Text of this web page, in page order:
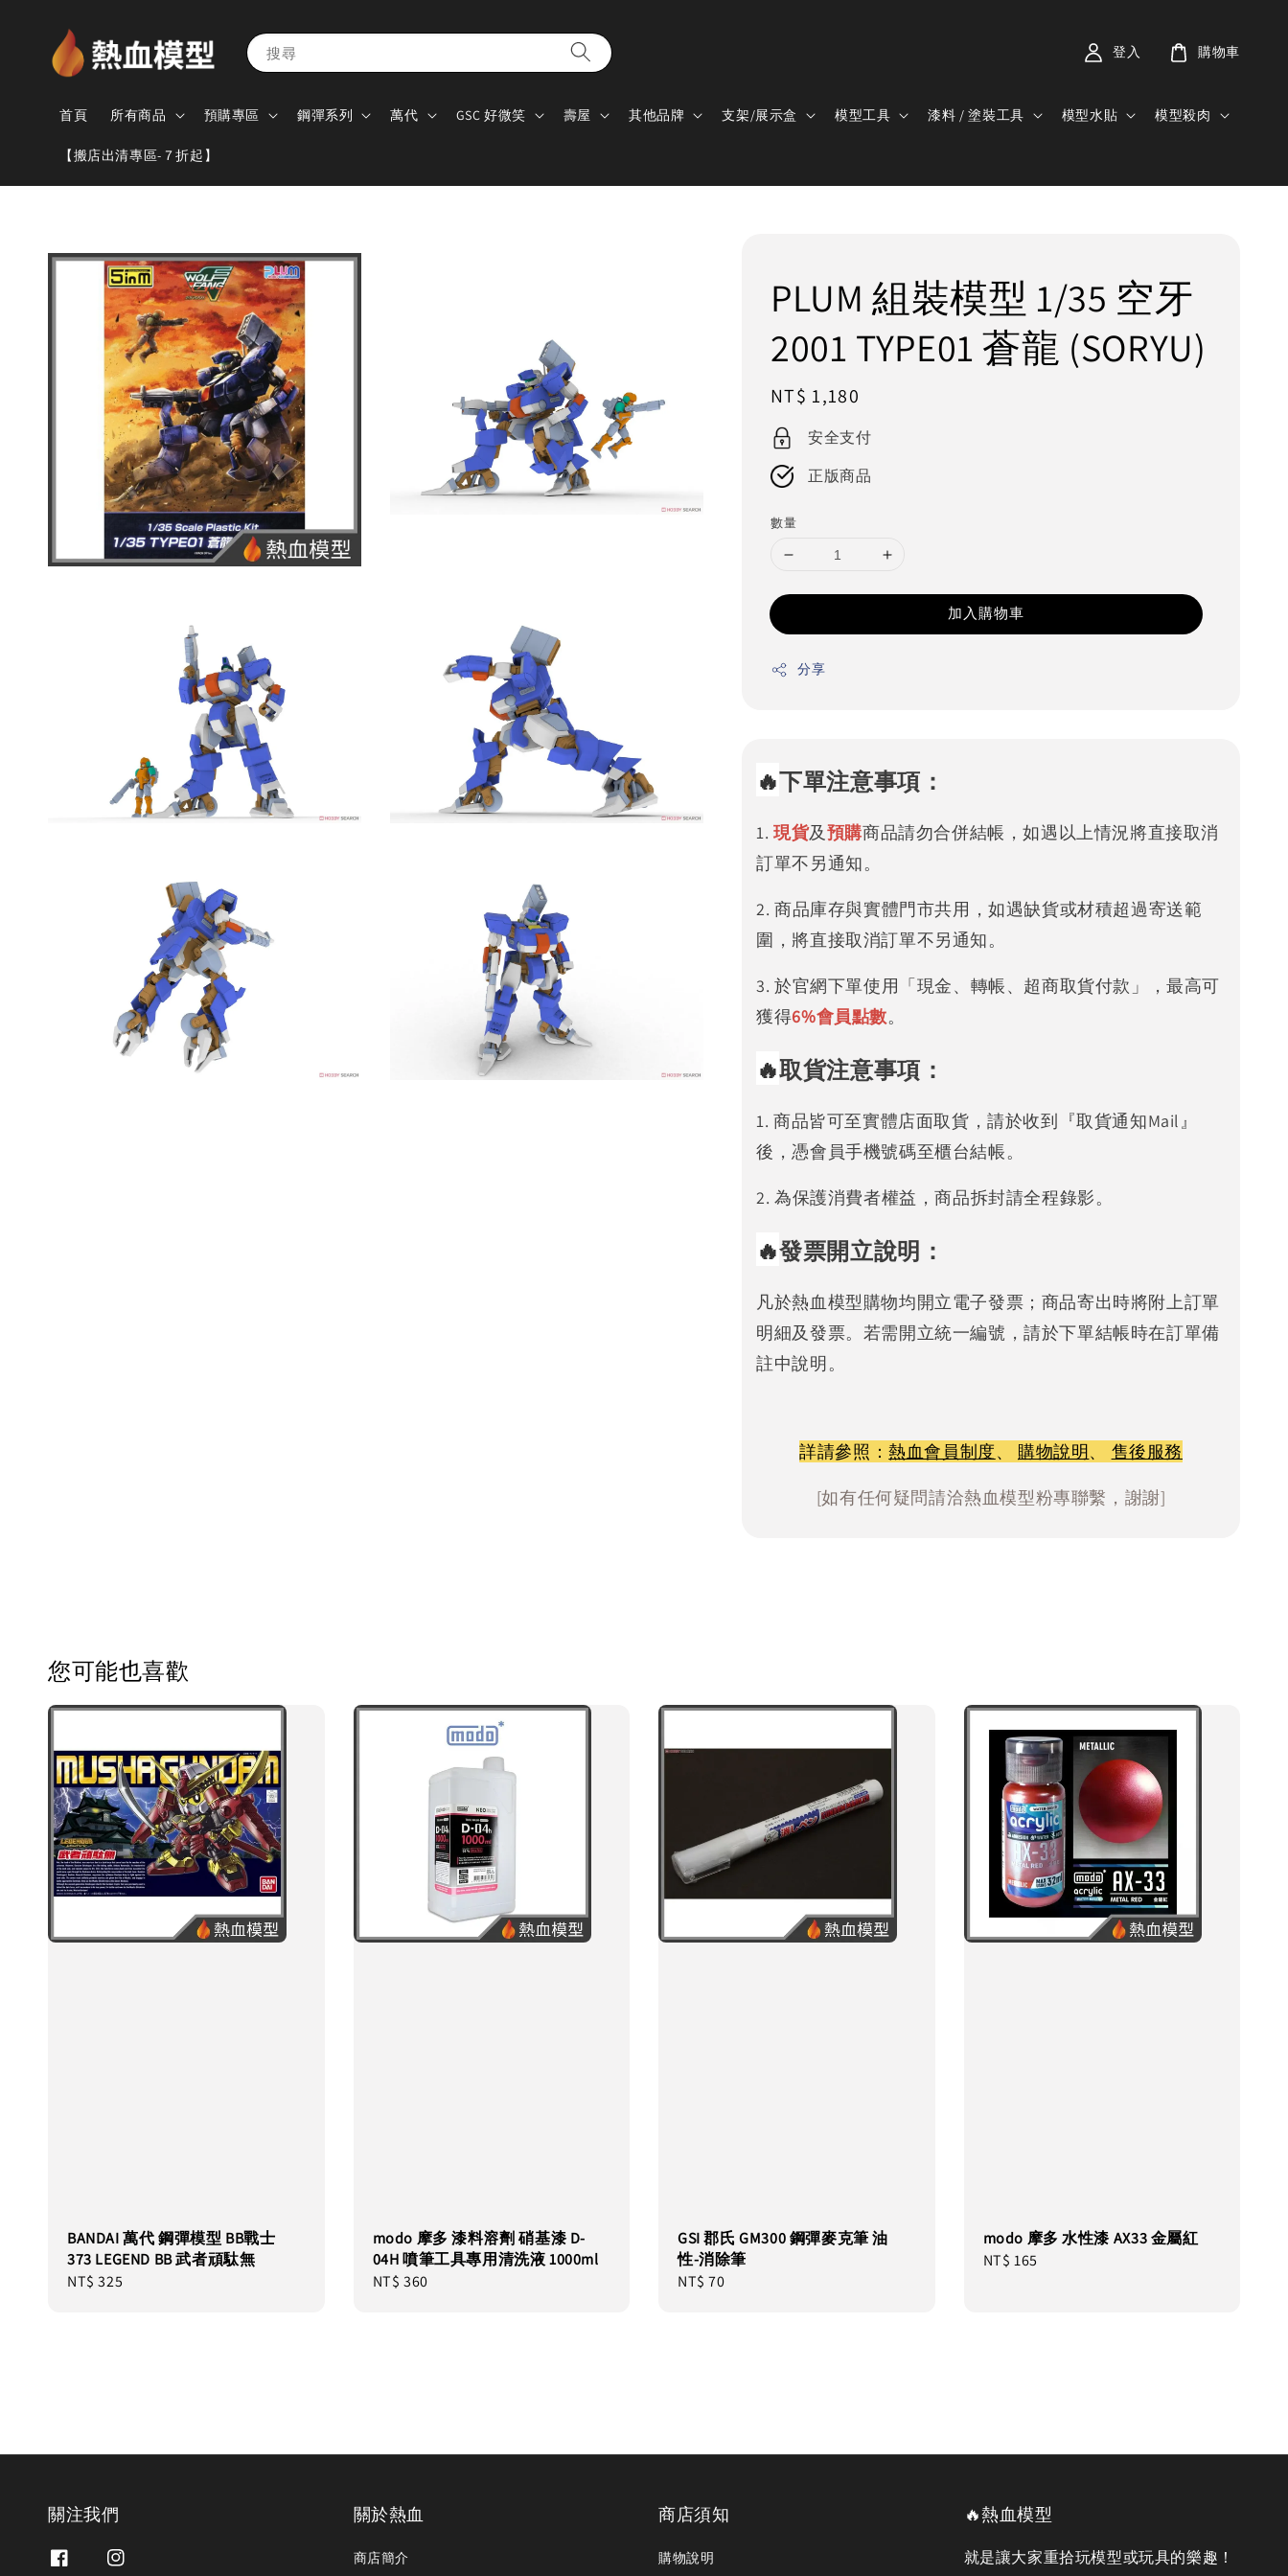
搜尋
首頁 所有商品 預購專區 鋼彈系列 萬代 GSC 好微笑 壽屋 其他品牌 支架/展示盒 模型工具 漆料 / 塗裝工具 模型水貼 模型殺肉
【搬店出清專區-７折起】
登入 購物車
PLUM 組裝模型 1/35 空牙
2001 TYPE01 蒼龍 (SORYU)
Regular
price
NT$ 1,180
安全支付
正版商品
數量
加入購物車
分享
🔥下單注意事項：
1. 現貨及預購商品請勿合併結帳，如遇以上情況將直接取消
訂單不另通知。
2. 商品庫存與實體門市共用，如遇缺貨或材積超過寄送範
圍，將直接取消訂單不另通知。
3. 於官網下單使用「現金、轉帳、超商取貨付款」，最高可
獲得6%會員點數。
🔥取貨注意事項：
1. 商品皆可至實體店面取貨，請於收到『取貨通知Mail』
後，憑會員手機號碼至櫃台結帳。
2. 為保護消費者權益，商品拆封請全程錄影。
🔥發票開立說明：
凡於熱血模型購物均開立電子發票；商品寄出時將附上訂單
明細及發票。若需開立統一編號，請於下單結帳時在訂單備
註中說明。
詳請參照：熱血會員制度、 購物說明、 售後服務
[如有任何疑問請洽熱血模型粉專聯繫，謝謝]
您可能也喜歡
BANDAI 萬代 鋼彈模型 BB戰士
373 LEGEND BB 武者頑駄無
Regular
NT$ 325
modo 摩多 漆料溶劑 硝基漆 D-
04H 噴筆工具專用清洗液 1000ml
Regular
NT$ 360
GSI 郡氏 GM300 鋼彈麥克筆 油
性-消除筆
Regular
NT$ 70
modo 摩多 水性漆 AX33 金屬紅
Regular
NT$ 165
關注我們 關於熱血
商店簡介
商店須知
購物說明
🔥熱血模型
就是讓大家重拾玩模型或玩具的樂趣！